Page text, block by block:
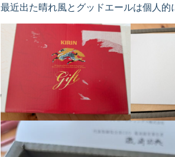
最近出た晴れ風とグッドエールは個人的